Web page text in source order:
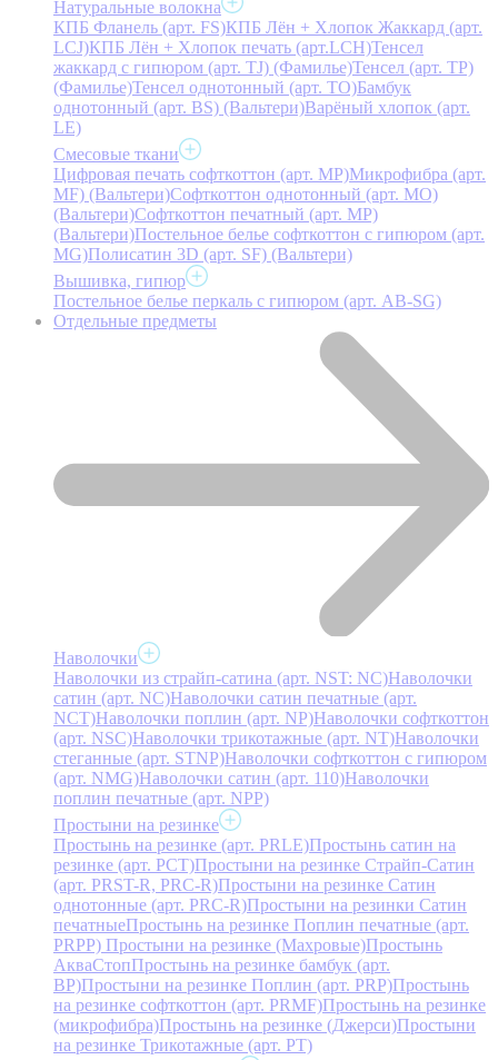
Натуральные волокна
КПБ Фланель (арт. FS)КПБ Лён + Хлопок Жаккард (арт.
LCJ)КПБ Лён + Хлопок печать (арт.LCH)Тенсел
жаккард с гипюром (арт. TJ) (Фамилье)Тенсел (арт. ТР)
(Фамилье)Тенсел однотонный (арт. TO)Бамбук
однотонный (арт. BS) (Вальтери)Варёный хлопок (арт.
LE)
Смесовые ткани
Цифровая печать софткоттон (арт. MP)Микрофибра (арт.
MF) (Вальтери)Софткоттон однотонный (арт. MO)
(Вальтери)Софткоттон печатный (арт. MР)
(Вальтери)Постельное белье софткоттон с гипюром (арт.
MG)Полисатин 3D (арт. SF) (Вальтери)
Вышивка, гипюр
Постельное белье перкаль с гипюром (арт. AB-SG)
Отдельные предметы
Наволочки
Наволочки из страйп-сатина (арт. NST: NC)Наволочки
сатин (арт. NC)Наволочки сатин печатные (арт.
NCT)Наволочки поплин (арт. NP)Наволочки софткоттон
(арт. NSC)Наволочки трикотажные (арт. NT)Наволочки
стеганные (арт. STNP)Наволочки софткоттон с гипюром
(арт. NMG)Наволочки сатин (арт. 110)Наволочки
поплин печатные (арт. NPP)
Простыни на резинке
Простынь на резинке (арт. PRLE)Простынь сатин на
резинке (арт. PCT)Простыни на резинке Страйп-Сатин
(арт. PRST-R, PRC-R)Простыни на резинке Сатин
однотонные (арт. PRC-R)Простыни на резинки Сатин
печатныеПростынь на резинке Поплин печатные (арт.
PRPP) Простыни на резинке (Махровые)Простынь
АкваСтопПростынь на резинке бамбук (арт.
BP)Простыни на резинке Поплин (арт. PRP)Простынь
на резинке софткоттон (арт. PRMF)Простынь на резинке
(микрофибра)Простынь на резинке (Джерси)Простыни
на резинке Трикотажные (арт. РТ)